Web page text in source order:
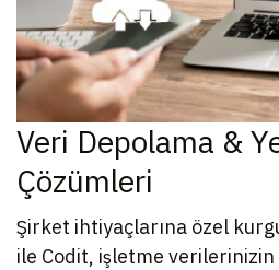
Veri Depolama &
Çözümleri
Şirket ihtiyaçlarına özel
ile Codit, işletme